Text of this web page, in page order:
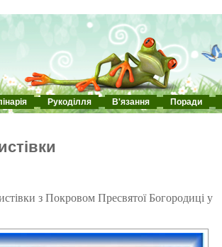
Рукоділля В'язання Поради
з Покровом Пресвятої Богородиці у